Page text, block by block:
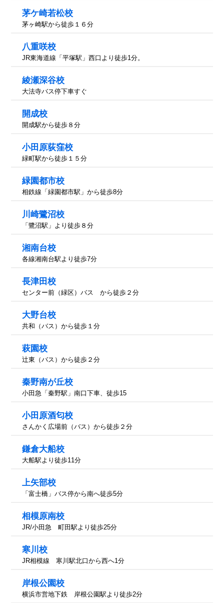
茅ケ崎若松校
茅ヶ崎駅から徒歩１６分
八重咲校
JR東海道線「平塚駅」西口より徒歩1分。
綾瀬深谷校
大法寺バス停下車すぐ
開成校
開成駅から徒歩８分
小田原荻窪校
緑町駅から徒歩１５分
緑園都市校
相鉄線「緑園都市駅」から徒歩8分
川崎鷺沼校
「鷺沼駅」より徒歩８分
湘南台校
各線湘南台駅より徒歩7分
長津田校
センター前（緑区）バス から徒歩２分
大野台校
共和（バス）から徒歩１分
萩園校
辻東（バス）から徒歩２分
秦野南が丘校
小田急「秦野駅」南口下車、徒歩15
小田原酒匂校
さんかく広場前（バス）から徒歩２分
鎌倉大船校
大船駅より徒歩11分
上矢部校
「富士橋」バス停から南へ徒歩5分
相模原南校
JR/小田急 町田駅より徒歩25分
寒川校
JR相模線 寒川駅北口から西へ1分
岸根公園校
横浜市営地下鉄 岸根公園駅より徒歩2分